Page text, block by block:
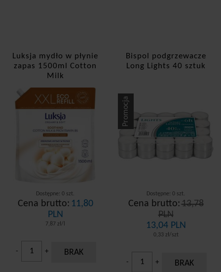
Luksja mydło w płynie
zapas 1500ml Cotton
Milk
Dostępne: 0 szt.
Cena brutto: 11,80
PLN
7,87 zł/l
- + BRAK
Bispol podgrzewacze
Long Lights 40 sztuk
Dostępne: 0 szt.
Cena brutto: 13,78
PLN
13,04 PLN
0,33 zł/szt
Promocja
- + BRAK